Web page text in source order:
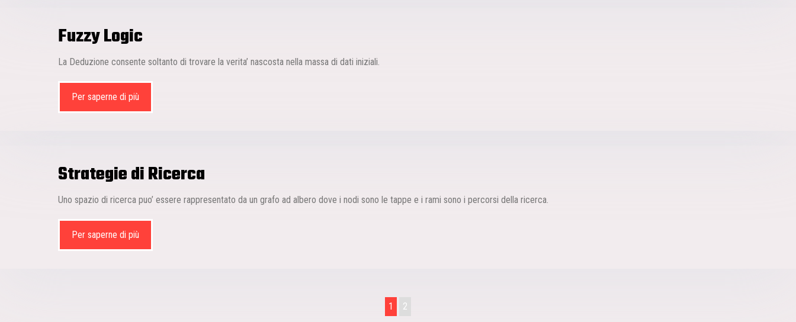
Fuzzy Logic
La Deduzione consente soltanto di trovare la verita’ nascosta nella massa di dati iniziali.
Per saperne di più
Strategie di Ricerca
Uno spazio di ricerca puo’ essere rappresentato da un grafo ad albero dove i nodi sono le tappe e i rami sono i percorsi della ricerca.
Per saperne di più
1 2